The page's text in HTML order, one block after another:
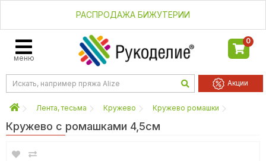
РАСПРОДАЖА БИЖУТЕРИИ
меню
0
Акции
Лента, тесьма Кружево Кружево ромашки
Кружево с ромашками 4,5см